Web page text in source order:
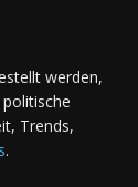
werden,
Trends,
.